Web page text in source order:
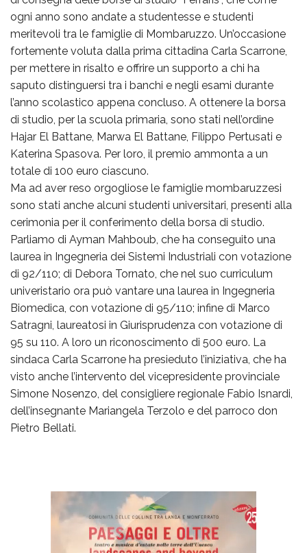
ogni anno sono andate a studentesse e studenti
meritevoli tra le famiglie di Mombaruzzo. Un’occasione
fortemente voluta dalla prima cittadina Carla Scarrone,
per mettere in risalto e offrire un supporto a chi ha
saputo distinguersi tra i banchi e negli esami durante
l’anno scolastico appena concluso. A ottenere la borsa
di studio, per la scuola primaria, sono stati nell’ordine
Hajar El Battane, Marwa El Battane, Filippo Pertusati e
Katerina Spasova. Per loro, il premio ammonta a un
totale di 100 euro ciascuno.
Ma ad aver reso orgogliose le famiglie mombaruzzesi
sono stati anche alcuni studenti universitari, presenti alla
cerimonia per il conferimento della borsa di studio.
Parliamo di Ayman Mahboub, che ha conseguito una
laurea in Ingegneria dei Sistemi Industriali con votazione
di 92/110; di Debora Tornato, che nel suo curriculum
univeristario ora può vantare una laurea in Ingegneria
Biomedica, con votazione di 95/110; infine di Marco
Satragni, laureatosi in Giurisprudenza con votazione di
95 su 110. A loro un riconoscimento di 500 euro. La
sindaca Carla Scarrone ha presieduto l’iniziativa, che ha
visto anche l’intervento del vicepresidente provinciale
Simone Nosenzo, del consigliere regionale Fabio Isnardi,
dell’insegnante Mariangela Terzolo e del parroco don
Pietro Bellati.